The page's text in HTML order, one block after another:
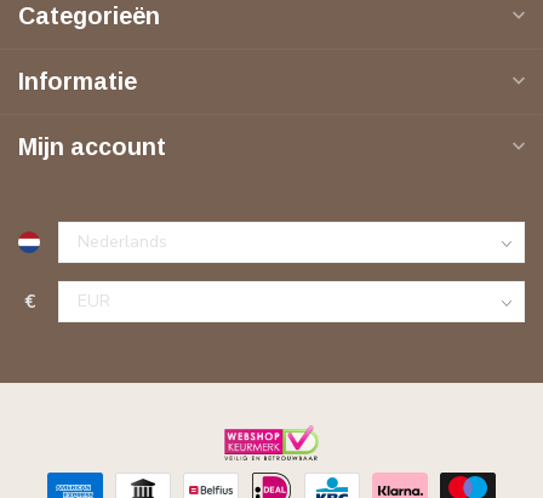
Categorieën
Informatie
Mijn account
€